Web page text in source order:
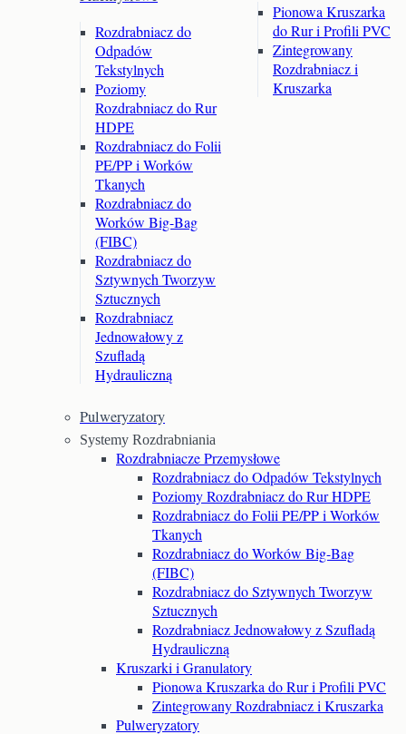
Rozdrabniacz do
Odpadów
Tekstylnych
Poziomy
Rozdrabniacz do Rur
HDPE
Rozdrabniacz do Folii
PE/PP i Worków
Tkanych
Rozdrabniacz do
Worków Big-Bag
(FIBC)
Rozdrabniacz do
Sztywnych Tworzyw
Sztucznych
Rozdrabniacz
Jednowałowy z
Szufladą
Hydrauliczną
Pionowa Kruszarka
do Rur i Profili PVC
Zintegrowany
Rozdrabniacz i
Kruszarka
Pulweryzatory
Systemy Rozdrabniania
Rozdrabniacze Przemysłowe
Rozdrabniacz do Odpadów Tekstylnych
Poziomy Rozdrabniacz do Rur HDPE
Rozdrabniacz do Folii PE/PP i Worków
Tkanych
Rozdrabniacz do Worków Big-Bag
(FIBC)
Rozdrabniacz do Sztywnych Tworzyw
Sztucznych
Rozdrabniacz Jednowałowy z Szufladą
Hydrauliczną
Kruszarki i Granulatory
Pionowa Kruszarka do Rur i Profili PVC
Zintegrowany Rozdrabniacz i Kruszarka
Pulweryzatory